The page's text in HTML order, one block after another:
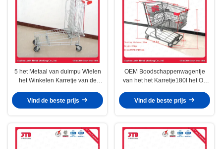
5 het Metaal van duimpu Wielen
het Winkelen Karretje van de
berekende Lading
Vind de beste prijs
OEM Boodschappenwagentje
van het het Karretje180l het Op
het Supermarktwinkelcomplex
Vind de beste prijs